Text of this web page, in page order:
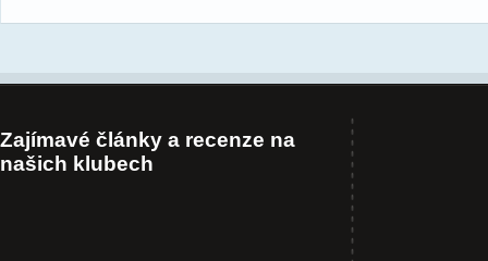
Zajímavé články a recenze na
našich klubech